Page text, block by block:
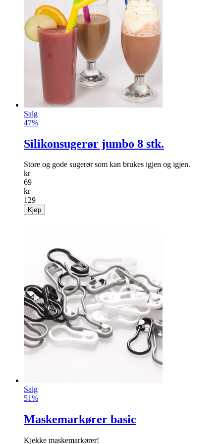
Salg
47%
Silikonsugerør jumbo 8 stk.
Store og gode sugerør som kan brukes igjen og igjen.
kr
69
kr
129
Kjøp
Salg
51%
Maskemarkører basic
Kjekke maskemarkører!